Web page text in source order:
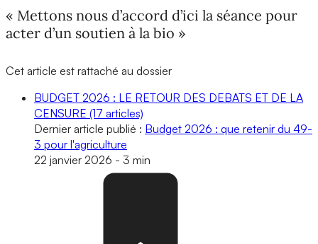
« Mettons nous d’accord d’ici la séance pour
acter d’un soutien à la bio »
Cet article est rattaché au dossier
BUDGET 2026 : LE RETOUR DES DEBATS ET DE LA
CENSURE (17 articles)
Dernier article publié : Budget 2026 : que retenir du 49-
3 pour l'agriculture
22 janvier 2026 - 3 min